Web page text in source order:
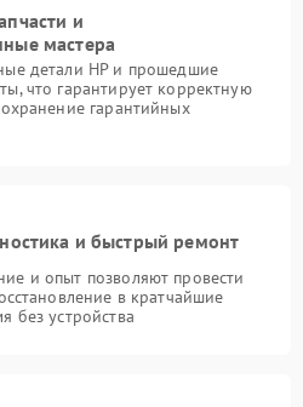
и
мастера
детали HP и прошедшие
что гарантирует корректную
гарантийных
и быстрый ремонт
и опыт позволяют провести
в кратчайшие
без устройства